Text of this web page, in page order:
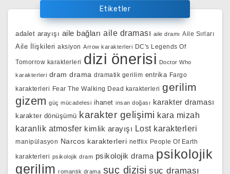
Etiketler
adalet arayışı aile bağları aile draması aile dramı Aile Sırları
Aile İlişkileri aksiyon Arrow karakterleri DC's Legends Of
Tomorrow karakterleri dizi önerisi Doctor Who
karakterleri dram drama dramatik gerilim entrika Fargo
karakterleri Fear The Walking Dead karakterleri gerilim
gizem güç mücadelesi ihanet insan doğası karakter draması
karakter dönüşümü karakter gelişimi kara mizah
karanlik atmosfer kimlik arayışı Lost karakterleri
manipülasyon Narcos karakterleri netflix People Of Earth
karakterleri psikolojik dram psikolojik drama psikolojik
gerilim romantik drama suç dizisi suç draması